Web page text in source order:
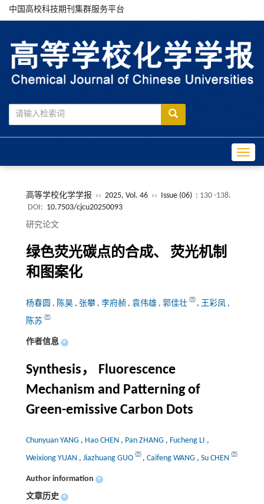
中国高校科技期刊集群服务平台
高等学校化学学报 ›› 2025, Vol. 46 ›› Issue (06) : 130 -138.
DOI: 10.7503/cjcu20250093
研究论文
绿色荧光碳点的合成、 荧光机制
和图案化
杨春圆 , 陈昊 , 张攀 , 李府赪 , 袁伟雄 , 郭佳壮 , 王彩凤 ,
陈苏
作者信息 +
Synthesis， Fluorescence
Mechanism and Patterning of
Green-emissive Carbon Dots
Chunyuan YANG , Hao CHEN , Pan ZHANG , Fucheng LI ,
Weixiong YUAN , Jiazhuang GUO , Caifeng WANG , Su CHEN
Author information +
文章历史 +